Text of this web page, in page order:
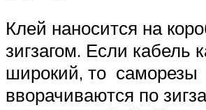
Клей наносится на
зигзагом. Если кабель
широкий, то саморезы
вворачиваются по